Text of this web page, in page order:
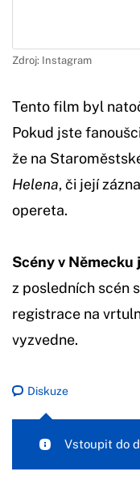
Zdroj: Instagram
Tento film byl
Pokud jste
že na
Helena, či její
opereta.
Scény v Německu
z posledních scén
registrace na
vyzvedne.
Diskuze
Vstoupit do